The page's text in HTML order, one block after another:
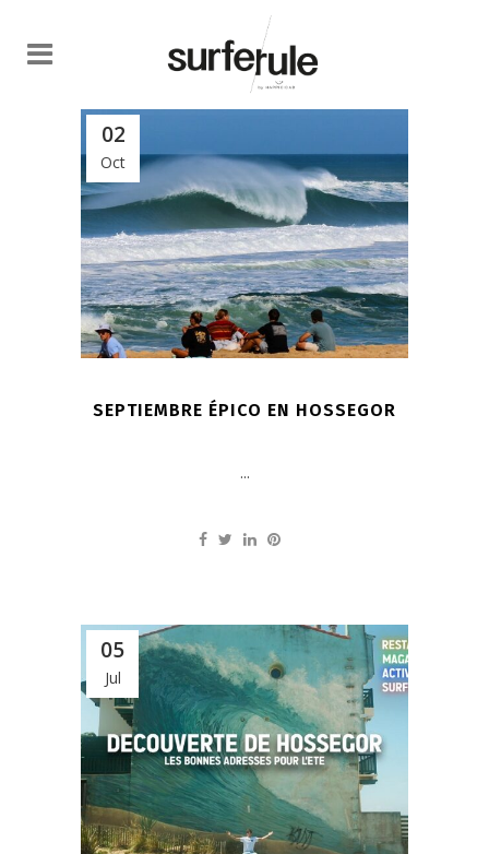
02
Oct
SEPTIEMBRE ÉPICO EN HOSSEGOR
...
05
Jul